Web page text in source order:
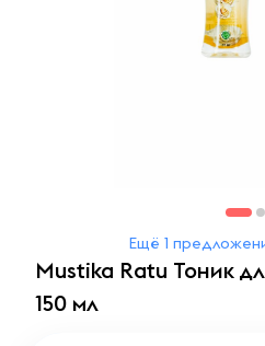
Ещё 1
Mustika Ratu Тоник
150 мл